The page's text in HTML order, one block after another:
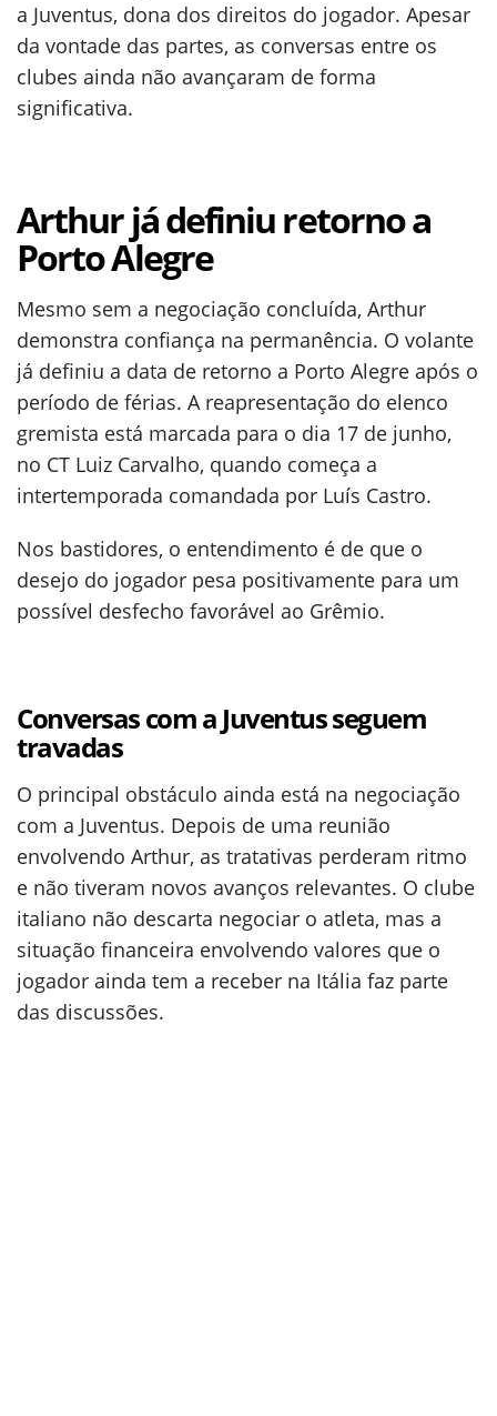
a Juventus, dona dos direitos do jogador. Apesar
da vontade das partes, as conversas entre os
clubes ainda não avançaram de forma
significativa.
Arthur já definiu retorno a
Porto Alegre
Mesmo sem a negociação concluída, Arthur
demonstra confiança na permanência. O volante
já definiu a data de retorno a Porto Alegre após o
período de férias. A reapresentação do elenco
gremista está marcada para o dia 17 de junho,
no CT Luiz Carvalho, quando começa a
intertemporada comandada por Luís Castro.
Nos bastidores, o entendimento é de que o
desejo do jogador pesa positivamente para um
possível desfecho favorável ao Grêmio.
Conversas com a Juventus seguem
travadas
O principal obstáculo ainda está na negociação
com a Juventus. Depois de uma reunião
envolvendo Arthur, as tratativas perderam ritmo
e não tiveram novos avanços relevantes. O clube
italiano não descarta negociar o atleta, mas a
situação financeira envolvendo valores que o
jogador ainda tem a receber na Itália faz parte
das discussões.